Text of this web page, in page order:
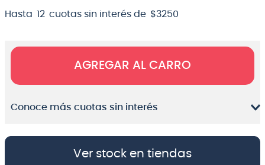
Hasta 12 cuotas sin interés de $3250
AGREGAR AL CARRO
Conoce más cuotas sin interés
Ver stock en tiendas